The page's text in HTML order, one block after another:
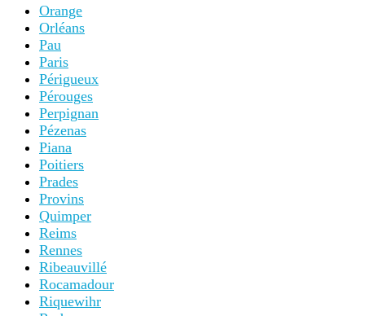
Orange
Orléans
Pau
Paris
Périgueux
Pérouges
Perpignan
Pézenas
Piana
Poitiers
Prades
Provins
Quimper
Reims
Rennes
Ribeauvillé
Rocamadour
Riquewihr